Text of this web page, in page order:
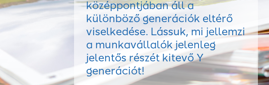
középpontjában áll a
különböző generációk eltérő
viselkedése. Lássuk, mi jellemzi
a munkavállalók jelenleg
jelentős részét kitevő Y
generációt!